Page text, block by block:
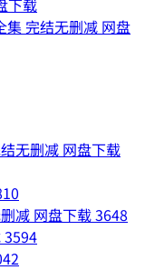
下载
集 完结无删减 网盘
无删减 网盘下载
减 网盘下载3648
3594